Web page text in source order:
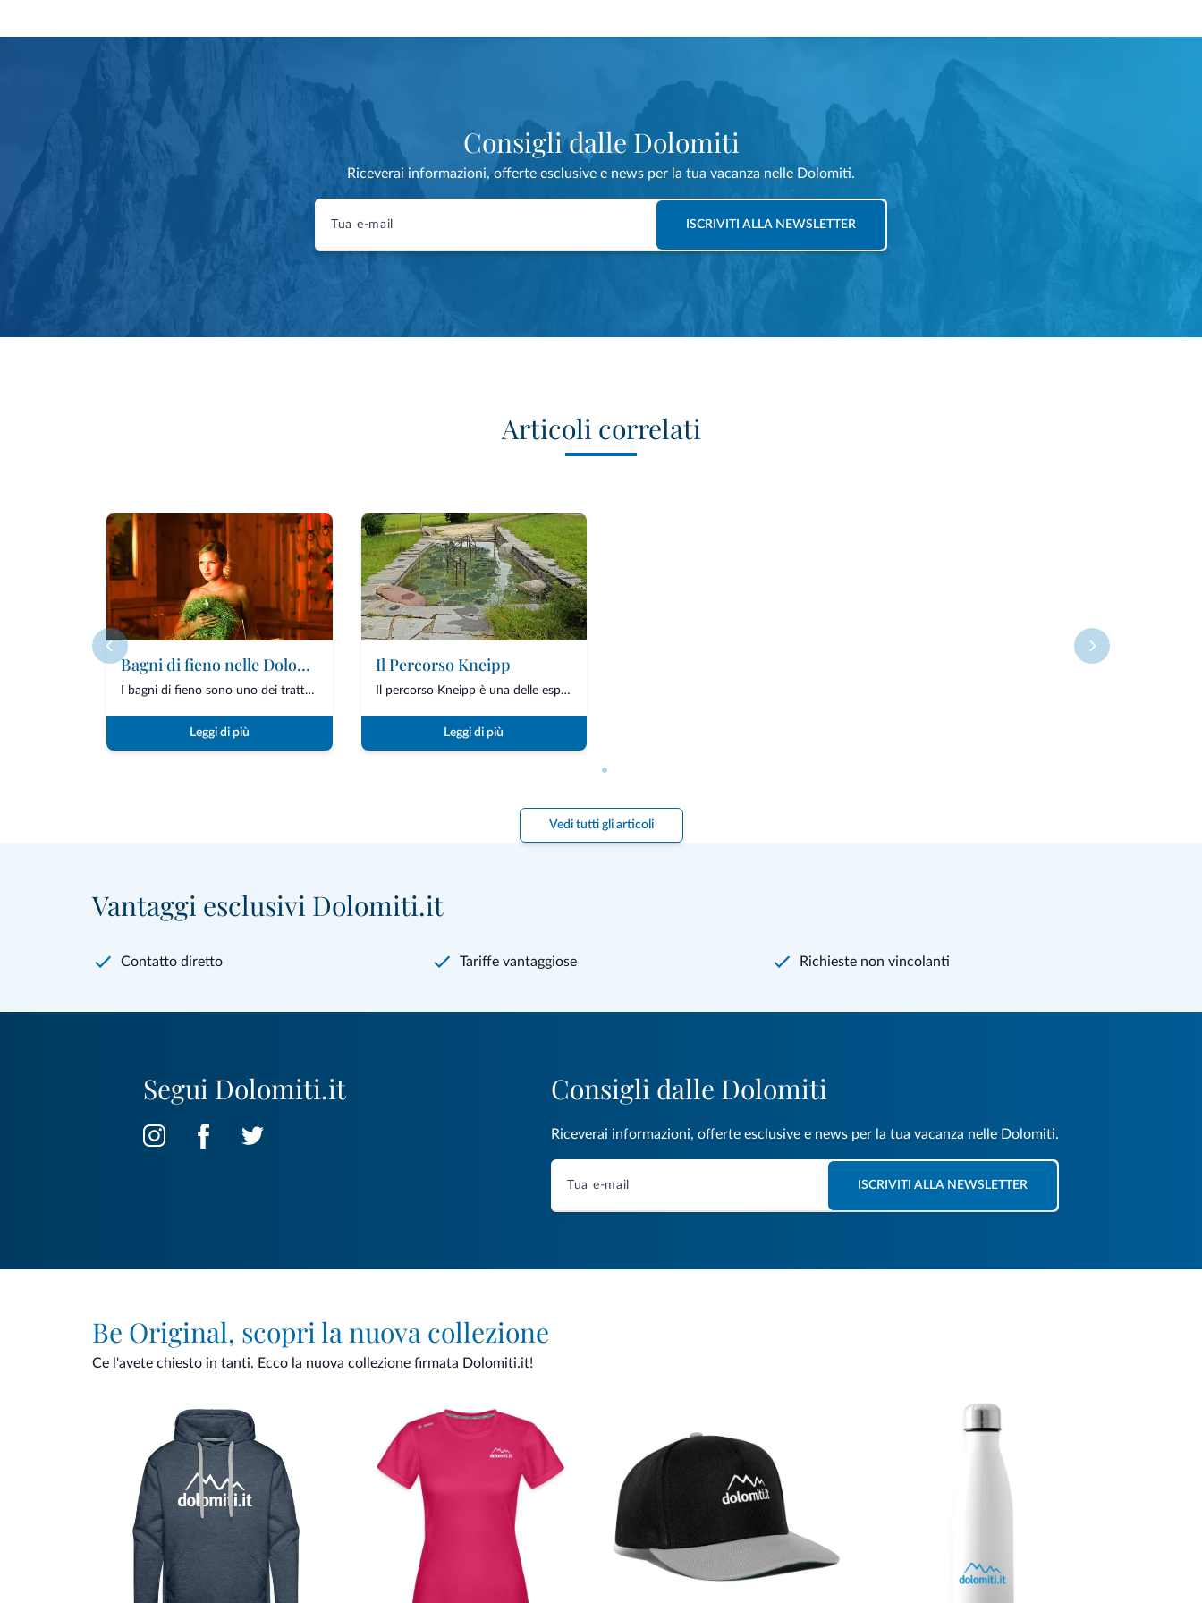
Consigli dalle Dolomiti
Riceverai informazioni, offerte esclusive e news per la tua vacanza nelle Dolomiti.
ISCRIVITI ALLA NEWSLETTER
Articoli correlati
Bagni di fieno nelle Dolomiti: cosa sono, benefici e dove provarli negli hotel
I bagni di fieno sono uno dei trattamenti naturali più antichi e simbolici delle Dolo...
Leggi di più
Il Percorso Kneipp
Il percorso Kneipp è una delle esperienze wellness più apprezzate nelle Dolomiti, per...
Leggi di più
Vedi tutti gli articoli
Vantaggi esclusivi Dolomiti.it
Contatto diretto Tariffe vantaggiose Richieste non vincolanti
Segui Dolomiti.it Consigli dalle Dolomiti
Riceverai informazioni, offerte esclusive e news per la tua vacanza nelle Dolomiti.
ISCRIVITI ALLA NEWSLETTER
Be Original, scopri la nuova collezione
Ce l'avete chiesto in tanti. Ecco la nuova collezione firmata Dolomiti.it!